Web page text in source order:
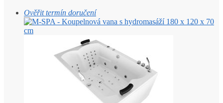
Ověřit termín doručení